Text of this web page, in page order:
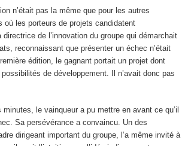
n’était pas la même que pour les autres
où les porteurs de projets candidatent
directrice de l’innovation du groupe qui démarchait
reconnaissant que présenter un échec n’était
édition, le gagnant portait un projet dont
possibilités de développement. Il n’avait donc pas
le vainqueur a pu mettre en avant ce qu’il
Sa persévérance a convaincu. Un des
dirigeant important du groupe, l’a même invité à